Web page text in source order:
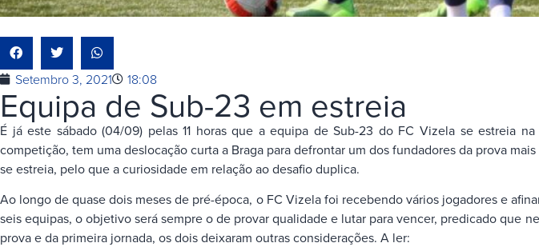
Setembro 3, 2021 18:08
Equipa de Sub-23 em estreia
É já este sábado (04/09) pelas 11 horas que a equipa de Sub-23 do FC Vizela se estreia
competição, tem uma deslocação curta a Braga para defrontar um dos fundadores da prova
se estreia, pelo que a curiosidade em relação ao desafio duplica.
Ao longo de quase dois meses de pré-época, o FC Vizela foi recebendo vários jogadores e
seis equipas, o objetivo será sempre o de provar qualidade e lutar para vencer, predicado que
prova e da primeira jornada, os dois deixaram outras considerações. A ler: